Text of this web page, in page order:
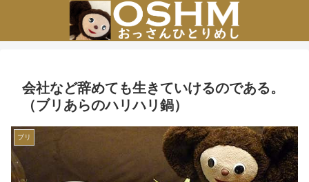
会社など辞めても生きていけるのである。
（ブリあらのハリハリ鍋）
ブリ